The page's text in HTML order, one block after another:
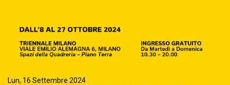
Lun, 16 Settembre 2024